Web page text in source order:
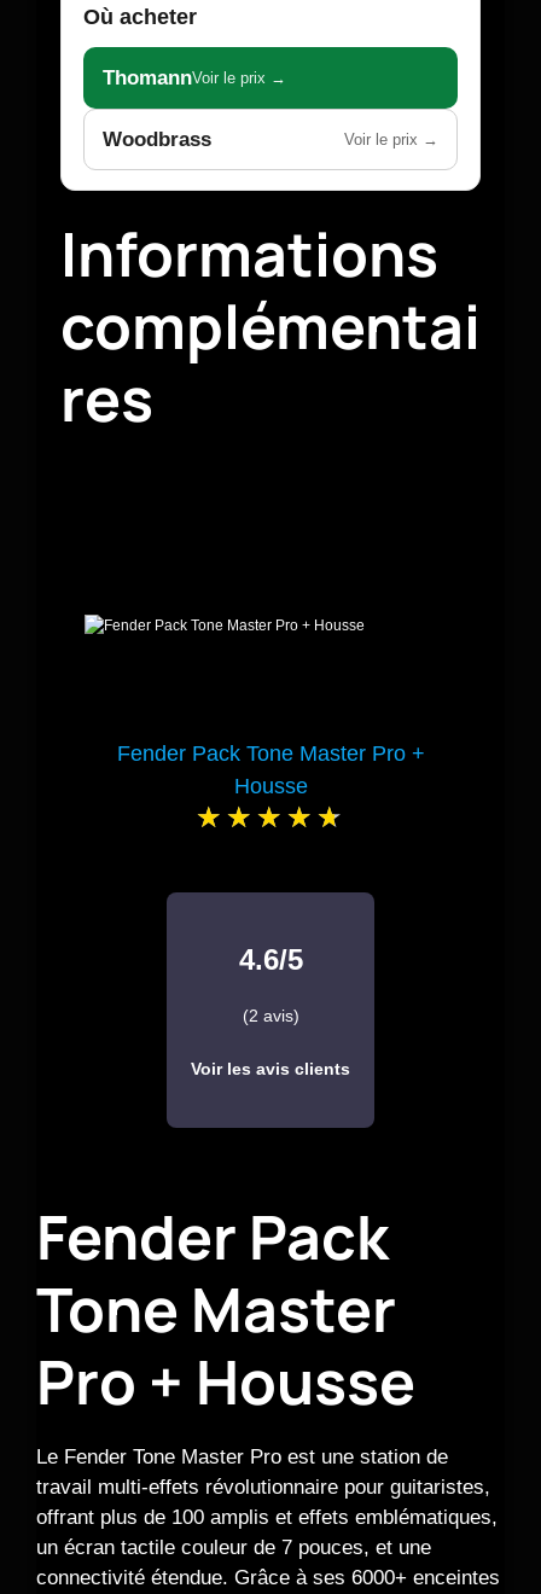
Où acheter
ThomannVoir le prix →
Woodbrass Voir le prix →
Informations
complémentai
res
Fender Pack Tone Master Pro +
Housse
4.6/5
(2 avis)
Voir les avis clients
Fender Pack
Tone Master
Pro + Housse
Le Fender Tone Master Pro est une station de
travail multi-effets révolutionnaire pour guitaristes,
offrant plus de 100 amplis et effets emblématiques,
un écran tactile couleur de 7 pouces, et une
connectivité étendue. Grâce à ses 6000+ enceintes